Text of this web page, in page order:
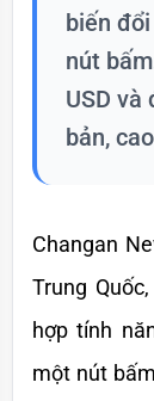
biến
nút
USD và
bản,
Changan
Trung
hợp tính
một nút